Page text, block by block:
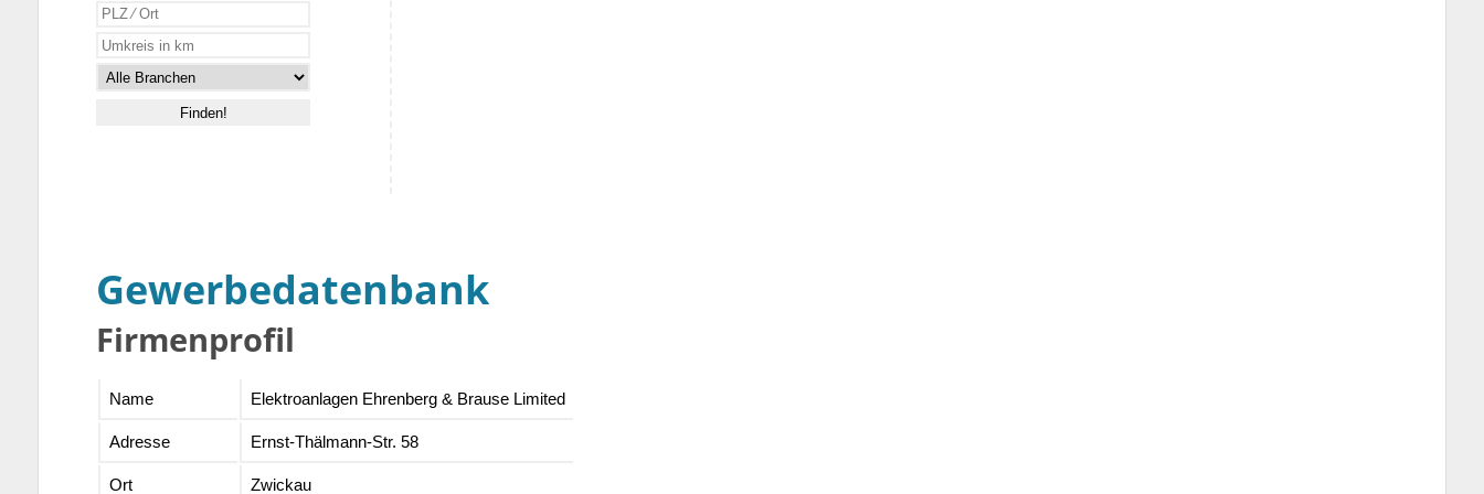
Gewerbedatenbank
Firmenprofil
Name Elektroanlagen Ehrenberg & Brause Limited
Adresse Ernst-Thälmann-Str. 58
Ort Zwickau